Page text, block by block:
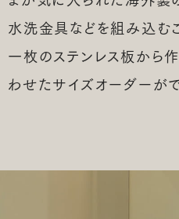
水洗金具などを組み込む
一枚のステンレス板から
わせたサイズオーダーがで